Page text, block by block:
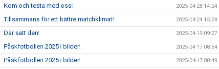
Kom och testa med oss! 2025-04-28 14:24
Tillsammans för ett bättre matchklimat! 2025-04-24 15:28
Där satt den! 2025-04-19 09:27
Påskfotbollen 2025 i bilder! 2025-04-17 08:54
Påskfotbollen 2025 i bilder! 2025-04-17 08:49